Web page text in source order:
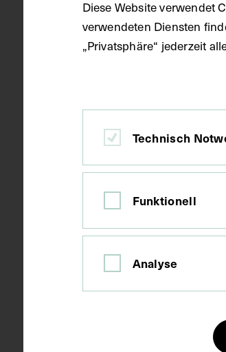
Kurzbeschreibung
Diese Website verwendet
verwendeten Diensten
„Privatsphäre“ jederzeit
Technisch
Funktionell
Analyse